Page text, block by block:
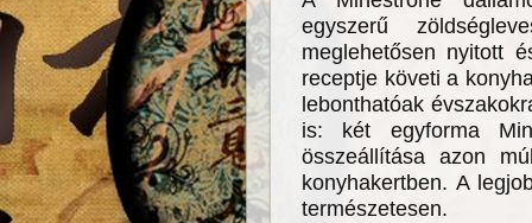
egyszerű
meglehetősen nyitott
receptje követi a
lebonthatóak
is: két egyforma
összeállítása azon
konyhakertben. A
természetesen.